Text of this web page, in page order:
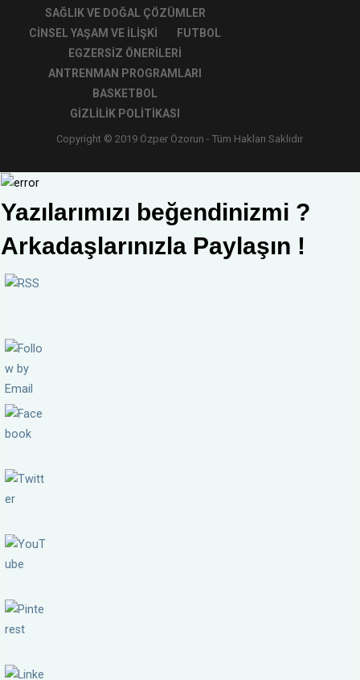
SAĞLIK VE DOĞAL ÇÖZÜMLER
CINSEL YAŞAM VE İLIŞKI
FUTBOL
EGZERSIZ ÖNERILERI
ANTRENMAN PROGRAMLARI
BASKETBOL
GIZLILIK POLITIKASI
Copyright © 2019 Özper Özorun - Tüm Hakları Saklıdır
Yazılarımızı beğendinizmi ?
Arkadaşlarınızla Paylaşın !